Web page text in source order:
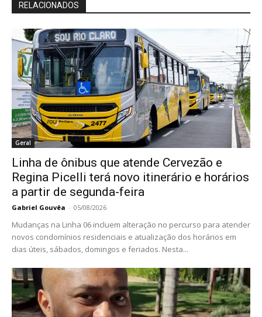
RELACIONADOS
Geral
Linha de ônibus que atende Cervezão e
Regina Picelli terá novo itinerário e horários
a partir de segunda-feira
Gabriel Gouvêa - 05/08/2026
Mudanças na Linha 06 incluem alteração no percurso para atender
novos condomínios residenciais e atualização dos horários em
dias úteis, sábados, domingos e feriados. Nesta...